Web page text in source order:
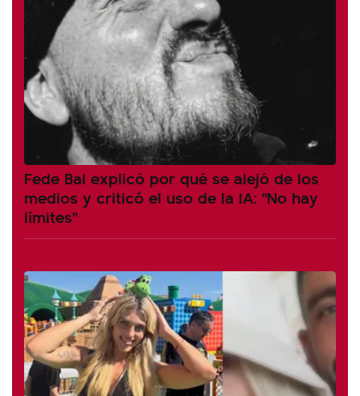
Fede Bal explicó por qué se alejó de los
medios y criticó el uso de la IA: "No hay
límites"